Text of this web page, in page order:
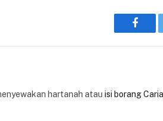
hartanah atau isi borang